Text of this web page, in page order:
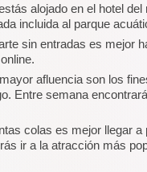
alojado en el hotel del
incluida al parque
sin entradas es mejor
afluencia son los
Entre semana
colas es mejor llegar a
ir a la atracción más